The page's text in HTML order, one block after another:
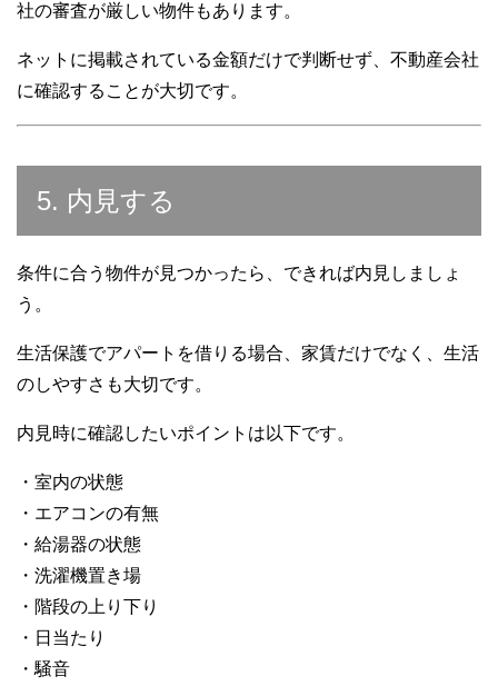
社の審査が厳しい物件もあります。
ネットに掲載されている金額だけで判断せず、不動産会社
に確認することが大切です。
5. 内見する
条件に合う物件が見つかったら、できれば内見しましょ
う。
生活保護でアパートを借りる場合、家賃だけでなく、生活
のしやすさも大切です。
内見時に確認したいポイントは以下です。
・室内の状態
・エアコンの有無
・給湯器の状態
・洗濯機置き場
・階段の上り下り
・日当たり
・騒音